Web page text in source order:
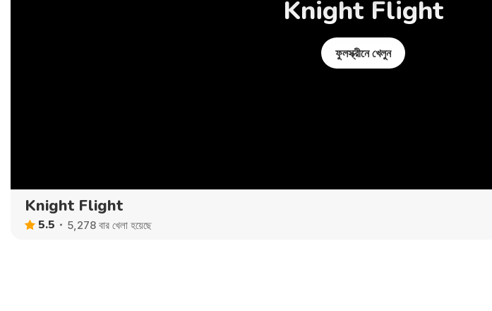
Knight Flight
ফুলস্ক্রীনে খেলুন
Knight Flight
5.5 5,278 বার খেলা হয়েছে